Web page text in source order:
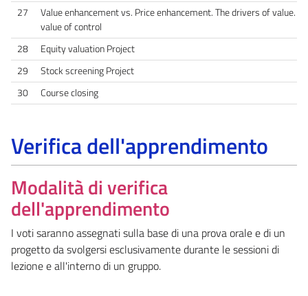
27
Value enhancement vs. Price enhancement. The drivers of value.
value of control
28
Equity valuation Project
29
Stock screening Project
30
Course closing
Verifica dell'apprendimento
Modalità di verifica
dell'apprendimento
I voti saranno assegnati sulla base di una prova orale e di un
progetto da svolgersi esclusivamente durante le sessioni di
lezione e all'interno di un gruppo.